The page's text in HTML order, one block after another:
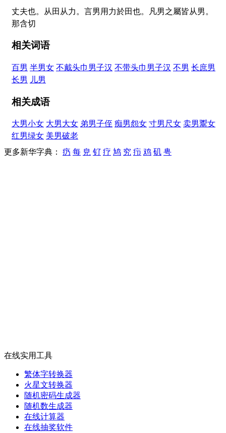
丈夫也。从田从力。言男用力於田也。凡男之屬皆从男。
那含切
相关词语
百男 半男女 不戴头巾男子汉 不带头巾男子汉 不男 长庶男
长男 儿男
相关成语
大男小女 大男大女 弟男子侄 痴男怨女 寸男尺女 卖男鬻女
红男绿女 美男破老
更多新华字典： 疓 每 皃 钌 疗 鸠 究 疖 鸡 矶 甹
在线实用工具
繁体字转换器
火星文转换器
随机密码生成器
随机数生成器
在线计算器
在线抽奖软件